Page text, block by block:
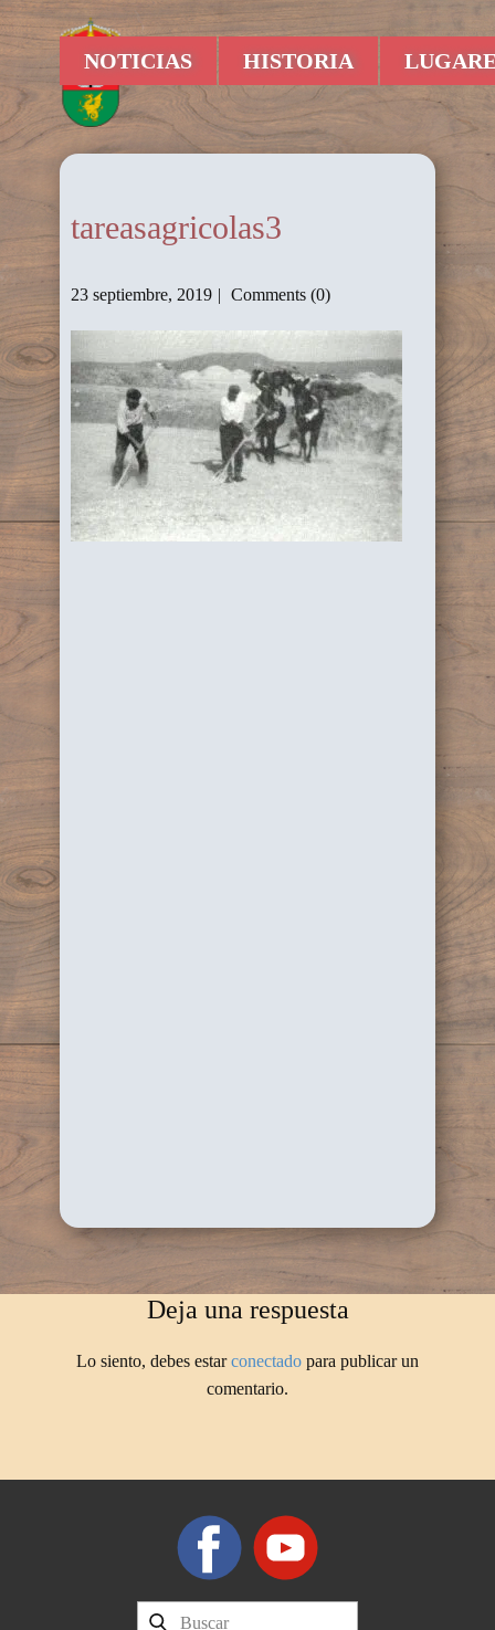
NOTICIAS HISTORIA
tareasagricolas3
23 septiembre, 2019 Comments (0)
Deja una respuesta
Lo siento, debes estarconectado para publicar un
comentario.